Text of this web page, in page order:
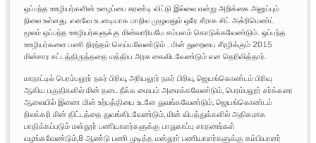
ஒப்பந்த ஊழியர்களின் உழைப்பை சுரண்டி விட்டு இல்லை என்று அறிக்கை அனுப்பும்
நிலை உள்ளது. எனவே உடனடியாக மாநில முழுவதும் ஒரே சீராக சிட் அக்ரிமெண்ட்
மூலம் ஒப்பந்த ஊழியர்களுக்கு மின்வாரியமே சம்பளம் கொடுக்கவேண்டும். ஒப்பந்த
ஊழியர்களை பணி நிரந்தம் செய்யவேண்டும் . மின் துறையை சீரழிக்கும் 2015
மின்சார சட்டத்திருத்ததை மத்திய அரசு கைவிடவேண்டும் என தெரிவித்தார்.
மாநாட்டில் பெரம்பலூர் நகர் பிரிவு, அரியலூர் நகர் பிரிவு, ஜெயங்கொண்டம் பிரிவு
ஆகிய பகுதிகளில் மின் தடை நீக்க மையம் அமைக்கவேண்டும், பெரம்பலூர் சர்க்கரை
ஆலையில் இணை மின் உற்பத்தியை உடனே துவங்கவேண்டும், ஜெயங்கொண்டம்
நிலக்கரி மின் திட்டத்தை துவங்கிடவேண்டும், மின் விபத்துக்களில் அதிகமாக
பாதிக்கப்படும் மஸ்தூர் பணியாளர்களுக்கு பாதுகாப்பு சாதனங்கள்
வழங்கவேண்டும்,8 ஆண்டு பணி முடித்த மஸ்தூர் பணியாளர்களுக்கு கம்பியாளர்